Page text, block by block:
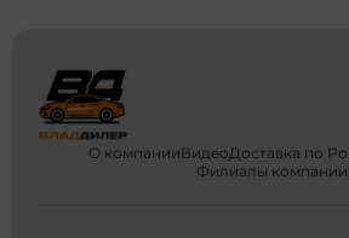
О компанииВидеоДоставка по
Филиалы компании